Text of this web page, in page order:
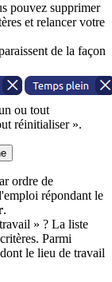
pouvez supprimer
et relancer votre
de la façon
ou tout
réinitialiser ».
ordre de
répondant le
.
» ? La liste
Parmi
le lieu de travail